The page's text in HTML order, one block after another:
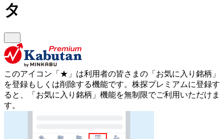
タ
このアイコン 「★」 は利用者の皆さまの 「お気に入り銘柄」
を登録もしくは削除する機能です。 株探プレミアムに登録す
ると、「お気に入り銘柄」機能を無制限でご利用いただけま
す。